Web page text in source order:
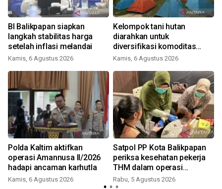
BI Balikpapan siapkan
langkah stabilitas harga
setelah inflasi melandai
Kamis, 6 Agustus 2026
Kelompok tani hutan
diarahkan untuk
diversifikasi komoditas
non-kayu
Kamis, 6 Agustus 2026
Polda Kaltim aktifkan
operasi Amannusa II/2026
hadapi ancaman karhutla
Kamis, 6 Agustus 2026
Satpol PP Kota Balikpapan
periksa kesehatan pekerja
THM dalam operasi
gabungan
Rabu, 5 Agustus 2026